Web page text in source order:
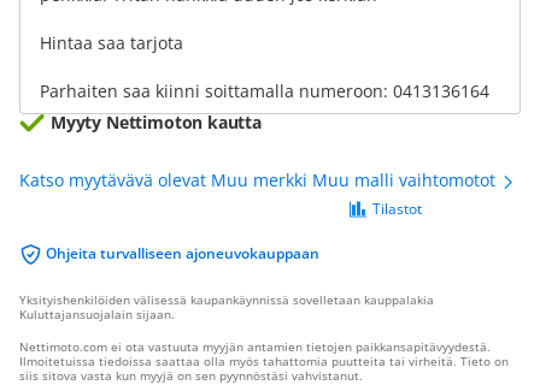
Hintaa saa tarjota
Parhaiten saa kiinni soittamalla numeroon: 0413136164
Myyty Nettimoton kautta
Katso myytävävä olevat Muu merkki Muu malli vaihtomotot
Ohjeita turvalliseen ajoneuvokauppaan
Tilastot
Yksityishenkilöiden välisessä kaupankäynnissä sovelletaan kauppalakia
Kuluttajansuojalain sijaan.
Nettimoto.com ei ota vastuuta myyjän antamien tietojen paikkansapitävyydestä.
Ilmoitetuissa tiedoissa saattaa olla myös tahattomia puutteita tai virheitä. Tieto on
siis sitova vasta kun myyjä on sen pyynnöstäsi vahvistanut.